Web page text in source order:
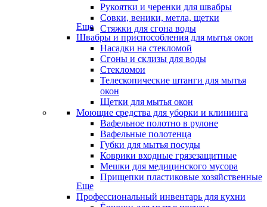
Рукоятки и черенки для швабры
Совки, веники, метла, щетки
Стяжки для сгона воды
Еще
Швабры и приспособления для мытья окон
Насадки на стекломой
Сгоны и склизы для воды
Стекломои
Телескопические штанги для мытья
окон
Щетки для мытья окон
Моющие средства для уборки и клининга
Вафельное полотно в рулоне
Вафельные полотенца
Губки для мытья посуды
Коврики входные грязезащитные
Мешки для медицинского мусора
Прищепки пластиковые хозяйственные
Еще
Профессиональный инвентарь для кухни